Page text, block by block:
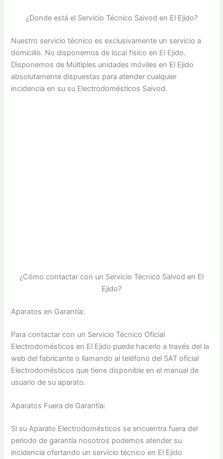
¿Donde está el Servicio Técnico Saivod en El Ejido?
Nuestro servicio técnico es exclusivamente un servicio a
domicilio. No disponemos de local físico en El Ejido.
Disponemos de Múltiples unidades móviles en El Ejido
absolutamente dispuestas para atender cualquier
incidencia en su su Electrodomésticos Saivod.
¿Cómo contactar con un Servicio Técnico Saivod en El
Ejido?
Aparatos en Garantía:
Para contactar con un Servicio Técnico Oficial
Electrodomésticos en El Ejido puede hacerlo a través del la
web del fabricante o llamando al teléfono del SAT oficial
Electrodomésticos que tiene disponible en el manual de
usuario de su aparato.
Aparatos Fuera de Garantía:
Si su Aparato Electrodomésticos se encuentra fuera del
periodo de garantía nosotros podemos atender su
incidencia ofertando un servicio técnico en El Ejido